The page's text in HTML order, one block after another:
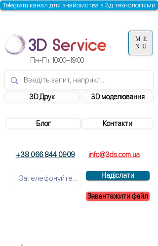
3D моделювання
Контакти
3D Друк
+38 066 844 0909 info@3ds.com.ua
Надіслати
Завантажити файл
Блог
Пн-Пт 10:00–19:00
Telegram канал для знайомства з 3д технологіями
ME
NU